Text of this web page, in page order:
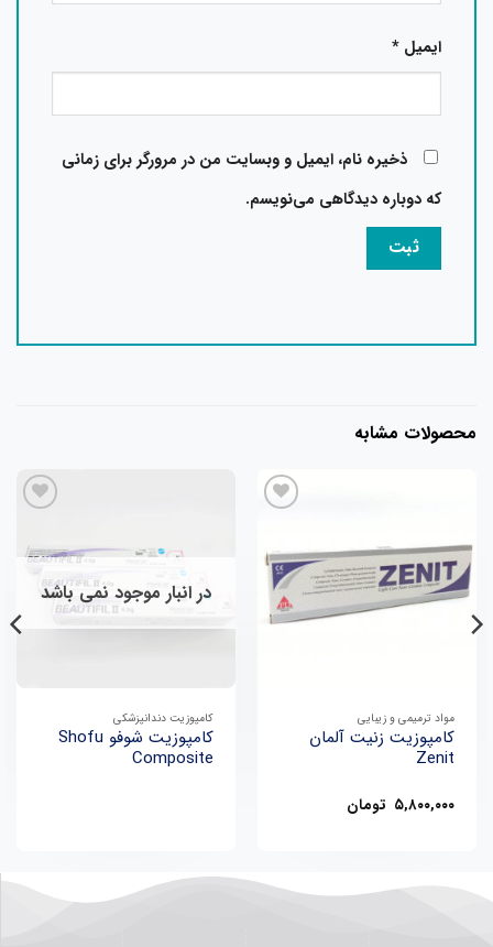
ایمیل *
ذخیره نام، ایمیل و وبسایت من در مرورگر برای زمانی
که دوباره دیدگاهی می‌نویسم.
محصولات مشابه
مواد ترمیمی و زیبایی
کامپوزیت زنیت آلمان
Zenit
۵,۸۰۰,۰۰۰ تومان
در انبار موجود نمی باشد
کامپوزیت دندانپزشکی
کامپوزیت شوفو Shofu
Composite